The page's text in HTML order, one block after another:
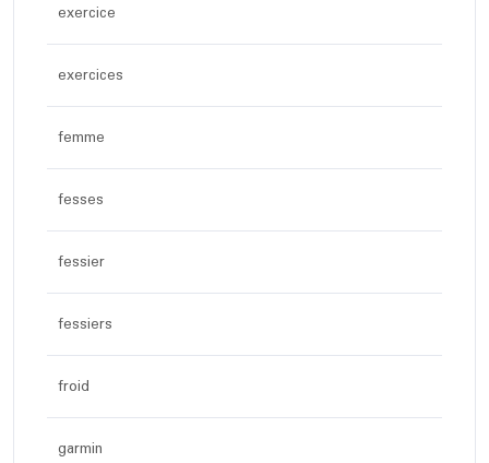
exercice
exercices
femme
fesses
fessier
fessiers
froid
garmin